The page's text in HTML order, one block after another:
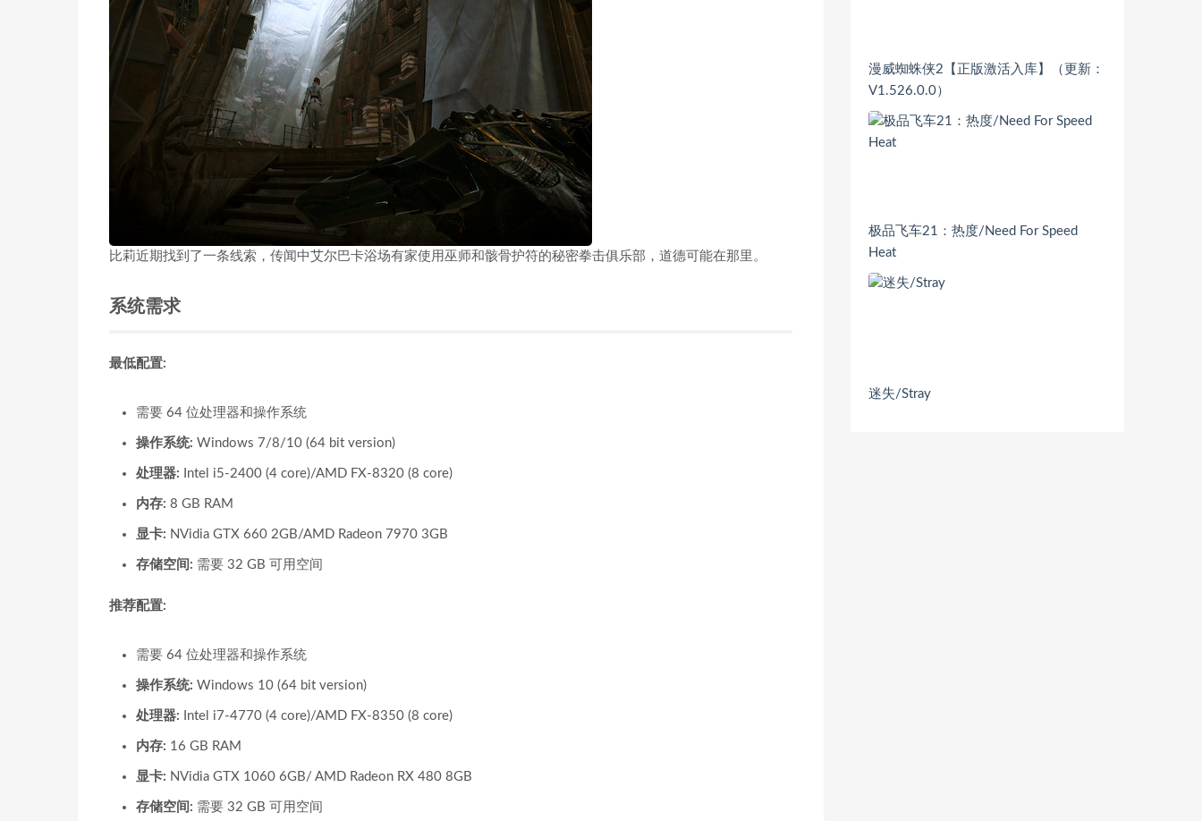
比莉近期找到了一条线索，传闻中艾尔巴卡浴场有家使用巫师和骸骨护符的秘密拳击俱乐部，道德可能在那里。
系统需求
最低配置:
需要 64 位处理器和操作系统
操作系统: Windows 7/8/10 (64 bit version)
处理器: Intel i5-2400 (4 core)/AMD FX-8320 (8 core)
内存: 8 GB RAM
显卡: NVidia GTX 660 2GB/AMD Radeon 7970 3GB
存储空间: 需要 32 GB 可用空间
推荐配置:
需要 64 位处理器和操作系统
操作系统: Windows 10 (64 bit version)
处理器: Intel i7-4770 (4 core)/AMD FX-8350 (8 core)
内存: 16 GB RAM
显卡: NVidia GTX 1060 6GB/ AMD Radeon RX 480 8GB
存储空间: 需要 32 GB 可用空间
漫威蜘蛛侠2【正版激活入库】（更新：
V1.526.0.0）
极品飞车21：热度/Need For Speed
Heat
迷失/Stray